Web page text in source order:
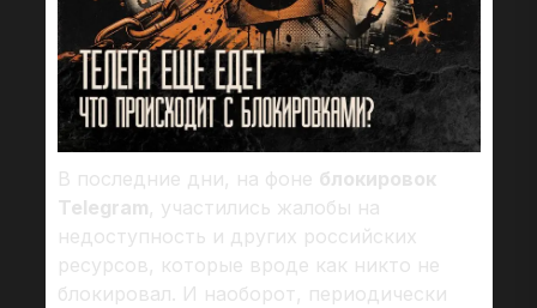
В последние дни, на фоне блокировок
Telegram, участились жалобы на
недоступность и других российских
ресурсов, которые вроде как никто не
блокировал. И наоборот, периодически